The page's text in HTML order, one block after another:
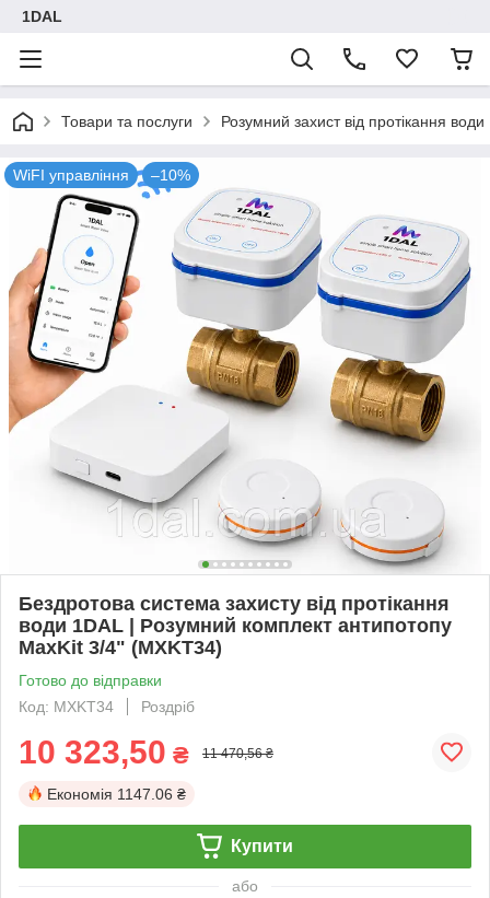
1DAL
Товари та послуги Розумний захист від протікання води
WiFI управління –10%
Бездротова система захисту від протікання
води 1DAL | Розумний комплект антипотопу
MaxKit 3/4" (MXKT34)
Готово до відправки
Код: MXKT34
Роздріб
10 323,50 ₴ 11 470,56 ₴
Економія 1147.06 ₴
Купити
або